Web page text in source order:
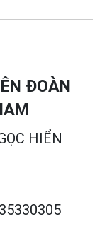
ĐOÀN
HIỂN
35330305